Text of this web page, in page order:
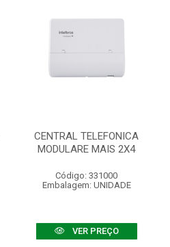
CENTRAL TELEFONICA
MODULARE MAIS 2X4
Código: 331000
Embalagem: UNIDADE
VER PREÇO